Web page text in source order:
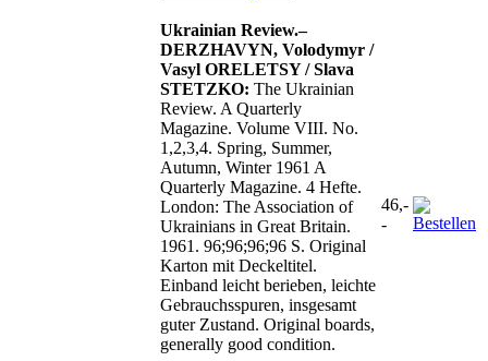
Ukrainian Review.–
DERZHAVYN, Volodymyr /
Vasyl ORELETSY / Slava
STETZKO: The Ukrainian
Review. A Quarterly
Magazine. Volume VIII. No.
1,2,3,4. Spring, Summer,
Autumn, Winter 1961 A
Quarterly Magazine. 4 Hefte.
London: The Association of
Ukrainians in Great Britain.
1961. 96;96;96;96 S. Original
Karton mit Deckeltitel.
Einband leicht berieben, leichte
Gebrauchsspuren, insgesamt
guter Zustand. Original boards,
generally good condition.
46,-
-